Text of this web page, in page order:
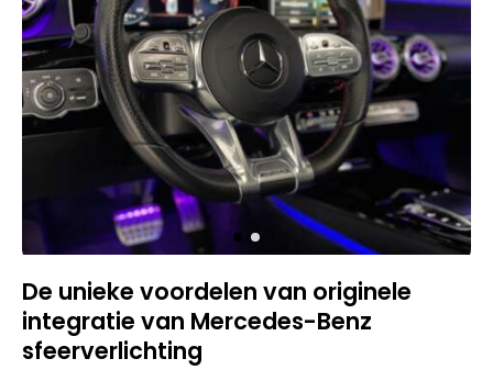
De unieke voordelen van originele
integratie van Mercedes-Benz
sfeerverlichting